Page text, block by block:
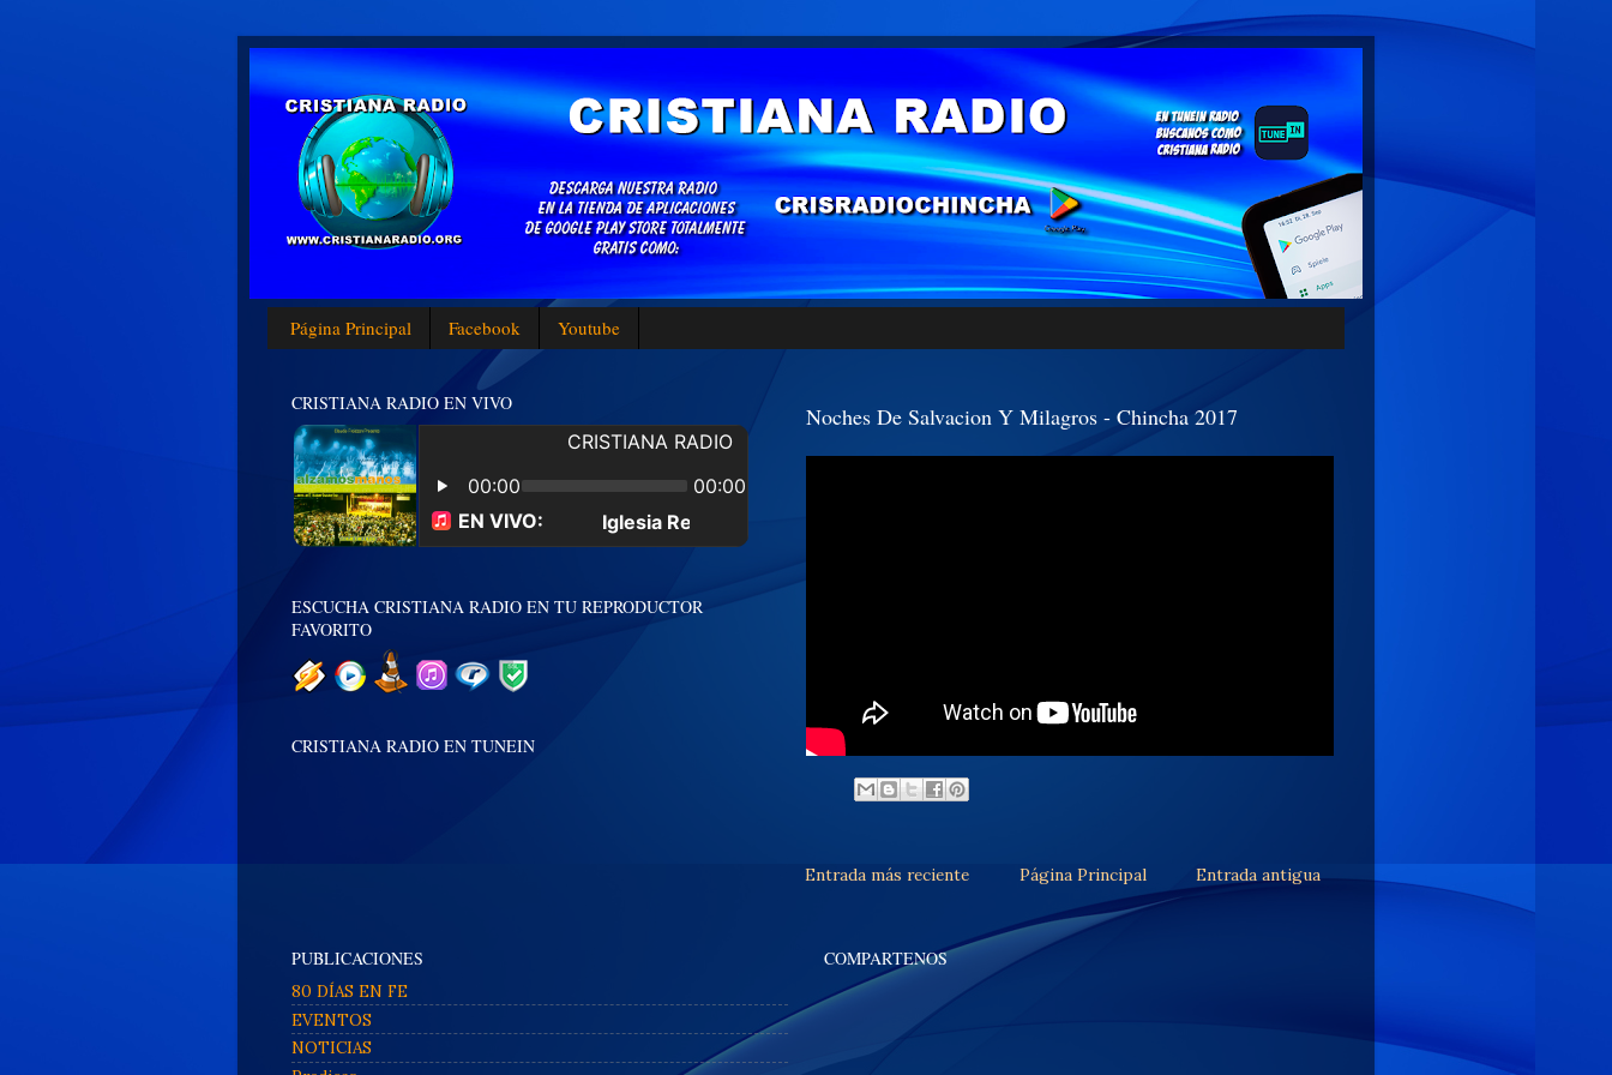
Página Principal Facebook Youtube
Noches De Salvacion Y Milagros - Chincha 2017
Entrada más reciente Entrada antigua
Página Principal
CRISTIANA RADIO EN VIVO
ESCUCHA CRISTIANA RADIO EN TU REPRODUCTOR
FAVORITO
CRISTIANA RADIO EN TUNEIN
PUBLICACIONES
80 DÍAS EN FE
EVENTOS
NOTICIAS
COMPARTENOS